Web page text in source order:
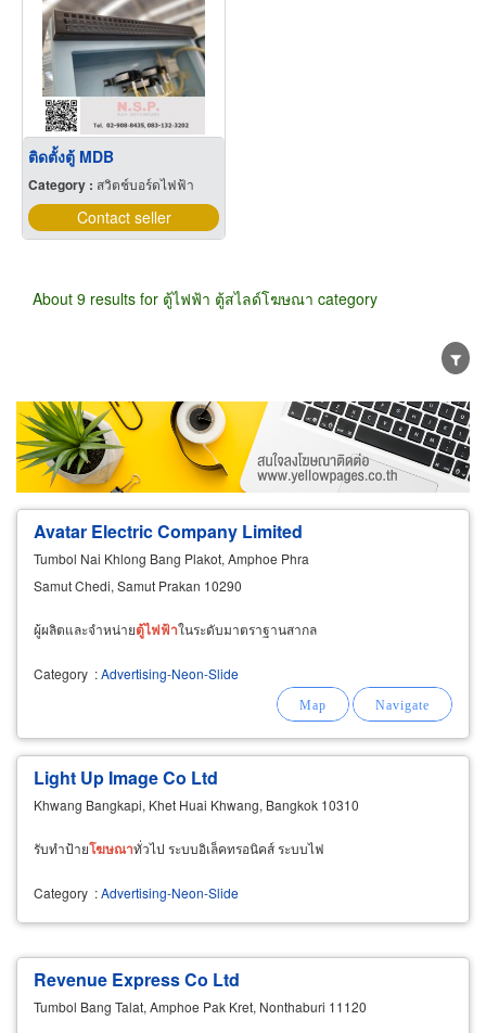
ติดตั้งตู้ MDB
Category : สวิตช์บอร์ดไฟฟ้า
Contact seller
About 9 results for ตู้ไฟฟ้า ตู้สไลด์โฆษณา category
Wholesale Retail Manufacturer
Dealer
Exporter/Importer
Service Business
Avatar Electric Company Limited
Tumbol Nai Khlong Bang Plakot, Amphoe Phra
Samut Chedi, Samut Prakan 10290
ผู้ผลิตและจำหน่ายตู้ไฟฟ้าในระดับมาตราฐานสากล
Category :Advertising-Neon-Slide
Light Up Image Co Ltd
Khwang Bangkapi, Khet Huai Khwang, Bangkok 10310
รับทำป้ายโฆษณาทั่วไป ระบบอิเล็คทรอนิคส์ ระบบไฟ
Category :Advertising-Neon-Slide
Revenue Express Co Ltd
Tumbol Bang Talat, Amphoe Pak Kret, Nonthaburi 11120